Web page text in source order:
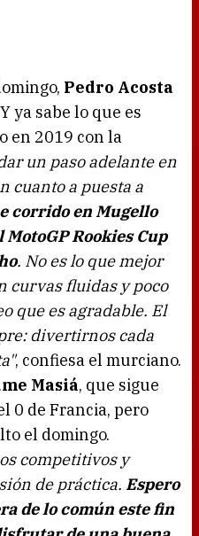
Pedro Acosta
ya sabe lo que es
en 2019 con la
un paso adelante en
cuanto a puesta a
corrido en Mugello
Rookies Cup
. No es lo que mejor
curvas fluidas y poco
que es agradable. El
divertirnos cada
, confiesa el murciano.
Masiá, que sigue
0 de Francia, pero
el domingo.
competitivos y
de práctica. Espero
de lo común este fin